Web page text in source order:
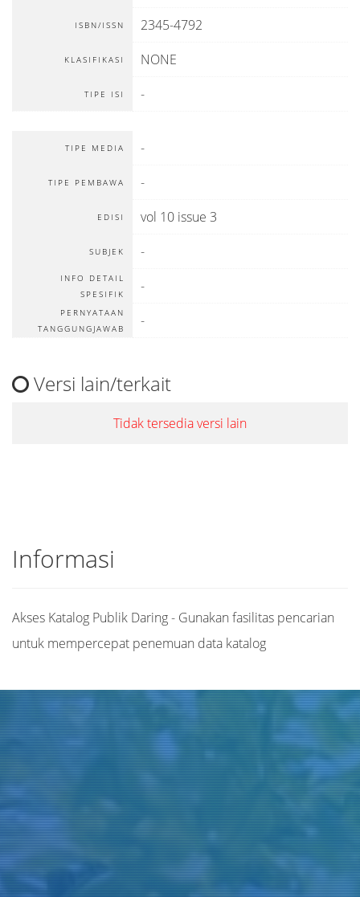
ISBN/ISSN 2345-4792
KLASIFIKASI NONE
TIPE ISI -
TIPE MEDIA -
TIPE PEMBAWA -
EDISI vol 10 issue 3
SUBJEK -
INFO DETAIL
SPESIFIK
-
PERNYATAAN
TANGGUNGJAWAB
-
Versi lain/terkait
Tidak tersedia versi lain
Informasi
Akses Katalog Publik Daring - Gunakan fasilitas pencarian
untuk mempercepat penemuan data katalog
Judul
Pengarang
Subjek
ISBN/ISSN